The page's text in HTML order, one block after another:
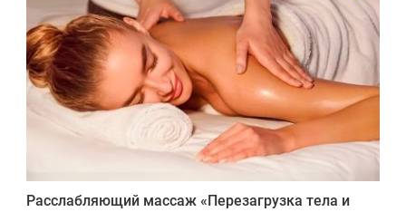
Расслабляющий массаж «Перезагрузка тела и